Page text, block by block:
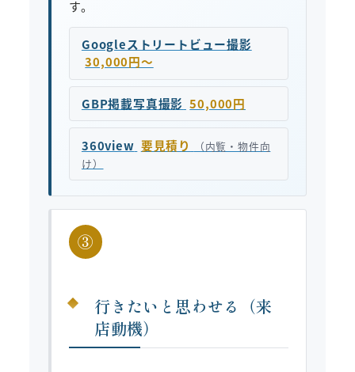
す。
Googleストリートビュー撮影
30,000円〜
GBP掲載写真撮影 50,000円
360view 要見積り
（内覧・物件向
け）
③
行きたいと思わせる（来
店動機）